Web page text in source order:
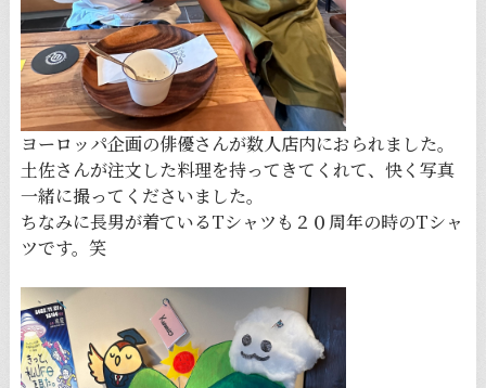
ヨーロッパ企画の俳優さんが数人店内におられました。
土佐さんが注文した料理を持ってきてくれて、快く写真
一緒に撮ってくださいました。
ちなみに長男が着ているTシャツも２０周年の時のTシャ
ツです。笑